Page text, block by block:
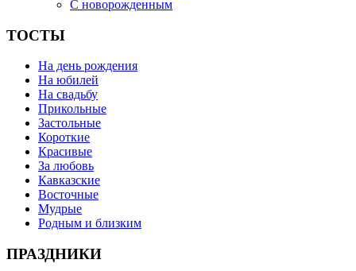
С новорожденным
ТОСТЫ
На день рождения
На юбилей
На свадьбу
Прикольные
Застольные
Короткие
Красивые
За любовь
Кавказские
Восточные
Мудрые
Родным и близким
ПРАЗДНИКИ